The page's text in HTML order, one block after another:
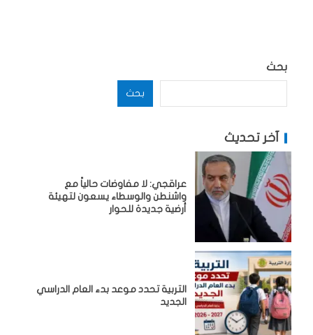
بحث
بحث
آخر تحديث
عراقجي: لا مفاوضات حالياً مع
واشنطن والوسطاء يسعون لتهيئة
أرضية جديدة للحوار
التربية تحدد موعد بدء العام الدراسي
الجديد